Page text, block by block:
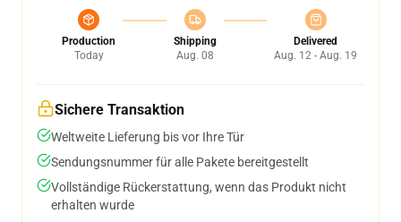
Production
Today
Shipping
Aug. 08
Delivered
Aug. 12 - Aug. 19
Sichere Transaktion
Weltweite Lieferung bis vor Ihre Tür
Sendungsnummer für alle Pakete bereitgestellt
Vollständige Rückerstattung, wenn das Produkt nicht
erhalten wurde